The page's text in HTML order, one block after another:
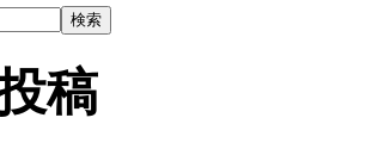
検索
稿